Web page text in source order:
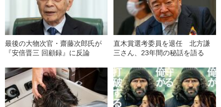
最後の大物次官・齋藤次郎氏が
『安倍晋三 回顧録』に反論
直木賞選考委員を退任 北方謙
三さん、23年間の秘話を語る